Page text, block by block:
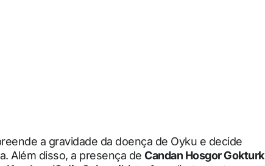
a gravidade da doença de Oyku e decide
Além disso, a presença de Candan Hosgor Gokturk